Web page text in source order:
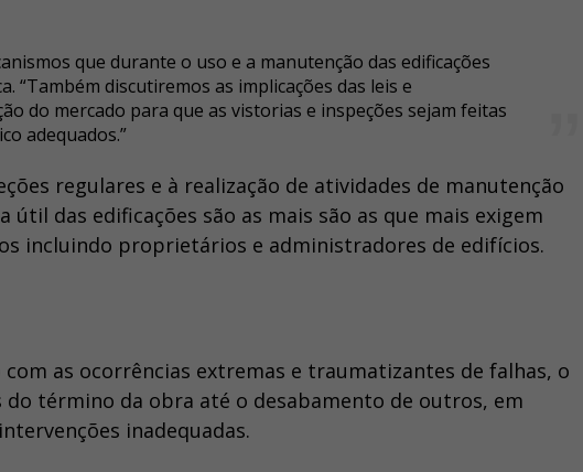
que durante o uso e a manutenção das edificações
“Também discutiremos as implicações das leis e
do mercado para que as vistorias e inspeções sejam feitas
adequados.”
regulares e à realização de atividades de manutenção
das edificações são as mais são as que mais exigem
incluindo proprietários e administradores de edifícios.
as ocorrências extremas e traumatizantes de falhas, o
término da obra até o desabamento de outros, em
inadequadas.